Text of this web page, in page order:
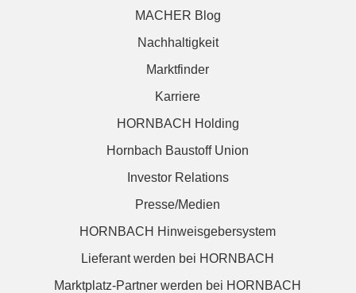
MACHER Blog
Nachhaltigkeit
Marktfinder
Karriere
HORNBACH Holding
Hornbach Baustoff Union
Investor Relations
Presse/Medien
HORNBACH Hinweisgebersystem
Lieferant werden bei HORNBACH
Marktplatz-Partner werden bei HORNBACH